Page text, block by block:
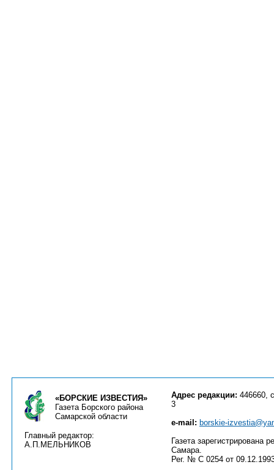
«БОРСКИЕ ИЗВЕСТИЯ»
Газета Борского района
Самарской области
Главный редактор:
А.П.МЕЛЬНИКОВ
Адрес редакции: 446660,
3
e-mail: borskie-
Газета зарегистрирована
Самара.
Рег. № С 0254 от